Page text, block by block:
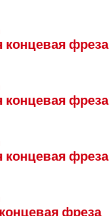
фреза
фреза
фреза